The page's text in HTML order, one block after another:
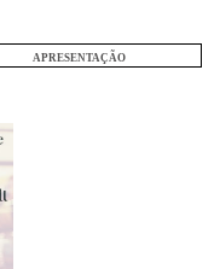
APRESENTAÇÃO